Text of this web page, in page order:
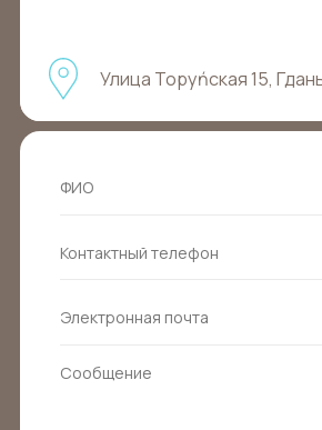
Улица Торуńская 15,